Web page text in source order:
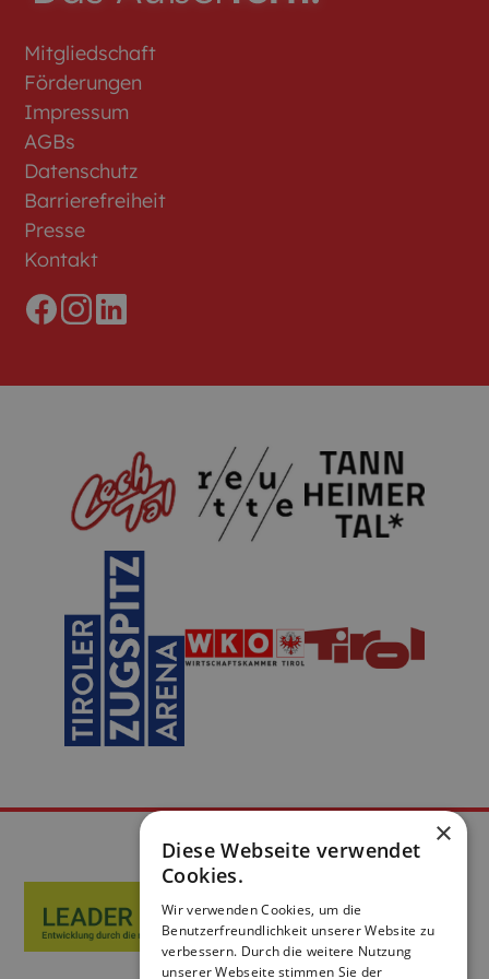
Mitgliedschaft
Förderungen
Impressum
AGBs
Datenschutz
Barrierefreiheit
Presse
Kontakt
×
Diese Webseite verwendet
Cookies.
Wir verwenden Cookies, um die
Benutzerfreundlichkeit unserer Website zu
verbessern. Durch die weitere Nutzung
unserer Webseite stimmen Sie der